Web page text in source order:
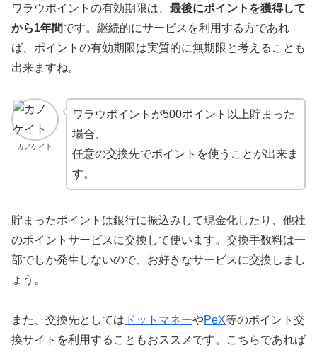
ワラウポイントの有効期限は、 最後にポイントを獲得して
から1年間です。継続的にサービスを利用する方であれ
ば、ポイントの有効期限は実質的に無期限と考えることも
出来ますね。
カノケイト
ワラウポイントが500ポイント以上貯まった
場合、
任意の交換先でポイントを使うことが出来ま
す。
貯まったポイントは銀行に振込みして現金化したり、他社
のポイントサービスに交換して使います。交換手数料は一
部でしか発生しないので、お好きなサービスに交換しまし
ょう。
また、交換先としては ドットマネーやPeX等のポイント交
換サイトを利用することもおススメです。こちらであれば